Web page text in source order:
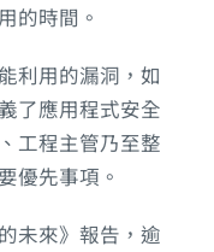
的時間。
利用的漏洞，如
了應用程式安全
工程主管乃至整
優先事項。
未來》報告，逾